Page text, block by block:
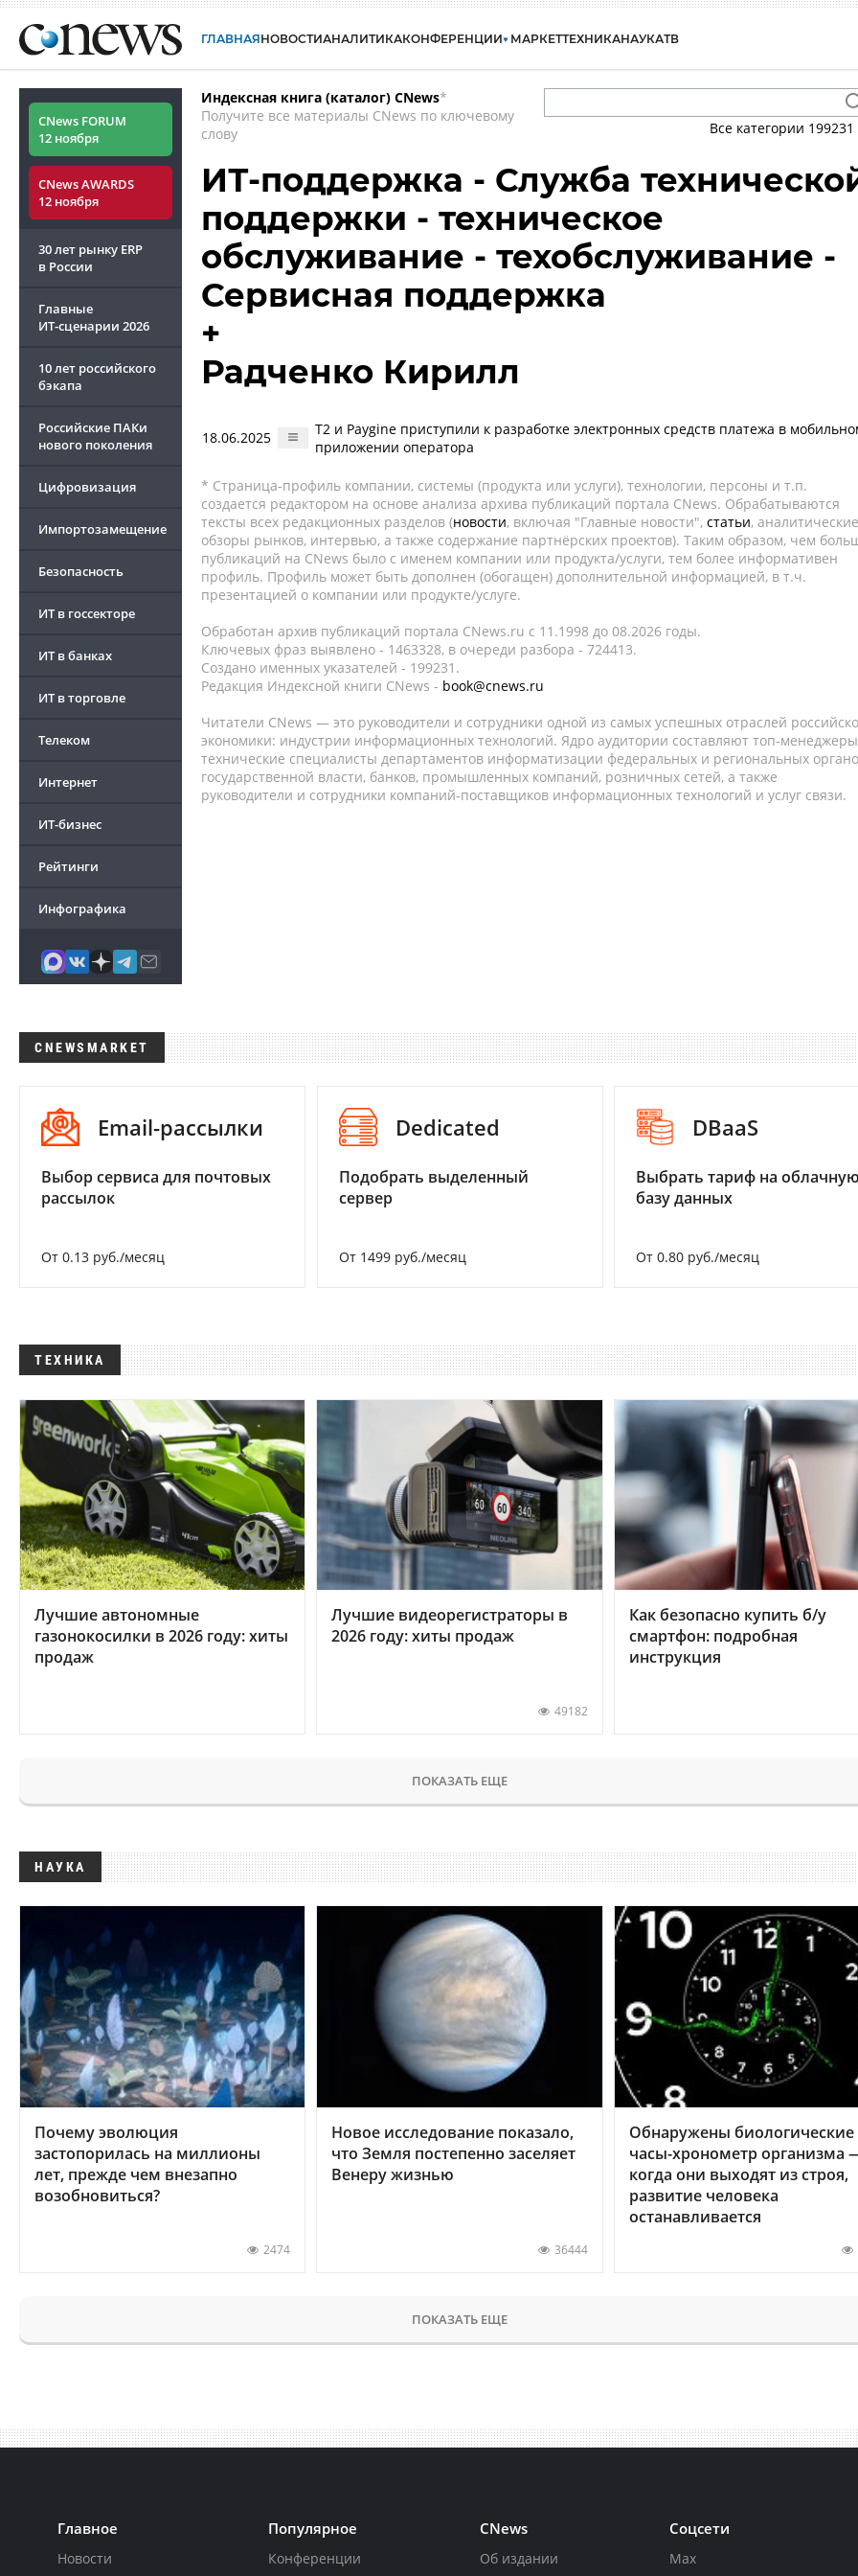
ГЛАВНАЯНОВОСТИАНАЛИТИКАКОНФЕРЕНЦИИ МАРКЕТТЕХНИКАНАУКАТВ
CNews FORUM
12 ноября
CNews AWARDS
12 ноября
30 лет рынку ERP
в России
Главные
ИТ-сценарии 2026
10 лет российского
бэкапа
Российские ПАКи
нового поколения
Цифровизация
Импортозамещение
Безопасность
ИТ в госсекторе
ИТ в банках
ИТ в торговле
Телеком
Интернет
ИТ-бизнес
Рейтинги
Инфографика
Индексная книга (каталог) CNews*
Получите все материалы CNews по ключевому
слову
Все категории 199231
ИТ-поддержка - Служба
поддержки - техническое
обслуживание - техобслуживание -
Сервисная поддержка
+
Радченко Кирилл
18.06.2025
Т2 и Paygine приступили к разработке электронных средств платежа в
приложении оператора
* Страница-профиль компании, системы (продукта или услуги), технологии, персоны и т.п.
создается редактором на основе анализа архива публикаций портала CNews. Обрабатываются
тексты всех редакционных разделов (новости, включая "Главные новости", статьи, аналитические
обзоры рынков, интервью, а также содержание партнёрских проектов). Таким образом, чем
публикаций на CNews было с именем компании или продукта/услуги, тем более информативен
профиль. Профиль может быть дополнен (обогащен) дополнительной информацией, в т.ч.
презентацией о компании или продукте/услуге.
Обработан архив публикаций портала CNews.ru c 11.1998 до 08.2026 годы.
Ключевых фраз выявлено - 1463328, в очереди разбора - 724413.
Создано именных указателей - 199231.
Редакция Индексной книги CNews - book@cnews.ru
Читатели CNews — это руководители и сотрудники одной из самых успешных отраслей
экономики: индустрии информационных технологий. Ядро аудитории составляют топ-
технические специалисты департаментов информатизации федеральных и региональных
государственной власти, банков, промышленных компаний, розничных сетей, а также
руководители и сотрудники компаний-поставщиков информационных технологий и услуг связи.
CNEWSMARKET
Email-рассылки
Выбор сервиса для почтовых
рассылок
От 0.13 руб./месяц
Dedicated
Подобрать выделенный
сервер
От 1499 руб./месяц
DBaaS
Выбрать тариф на
базу данных
От 0.80 руб./месяц
ТЕХНИКА
Лучшие автономные
газонокосилки в 2026 году: хиты
продаж
Лучшие видеорегистраторы в
2026 году: хиты продаж
49182
Как безопасно купить б/у
смартфон: подробная
инструкция
ПОКАЗАТЬ ЕЩЕ
НАУКА
Почему эволюция
застопорилась на миллионы
лет, прежде чем внезапно
возобновиться?
2474
Новое исследование показало,
что Земля постепенно заселяет
Венеру жизнью
36444
Обнаружены биологические
часы-хронометр организма
когда они выходят из строя,
развитие человека
останавливается
ПОКАЗАТЬ ЕЩЕ
Главное
Новости
Популярное
Конференции
CNews
Об издании
Соцсети
Max